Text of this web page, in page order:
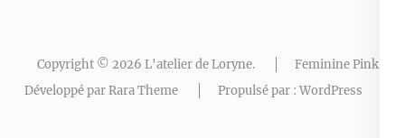
Copyright © 2026 L'atelier de Loryne.
Feminine Pink |
Développé parRara Theme Propulsé par : WordPress